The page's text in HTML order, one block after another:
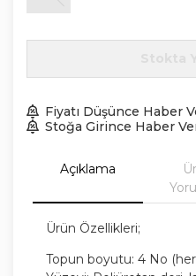
Fiyatı Düşünce Haber
Stoğa Girince Haber
Açıklama
Ürün Özellikleri;
Topun boyutu: 4 No